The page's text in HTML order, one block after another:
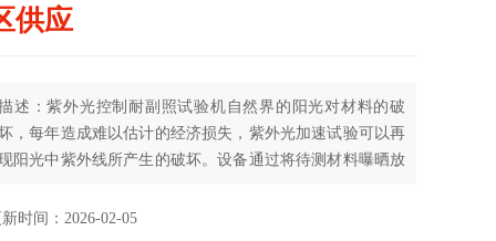
供应
述：紫外光控制耐副照试验机自然界的阳光对材料的破
，每年造成难以估计的经济损失，紫外光加速试验可以再
阳光中紫外线所产生的破坏。设备通过将待测材料曝晒放
时间：2026-02-05